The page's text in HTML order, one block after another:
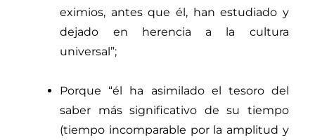
eximios, antes que él, han estudiado y
dejado en herencia a la cultura
universal”;
Porque “él ha asimilado el tesoro del
saber más significativo de su tiempo
(tiempo incomparable por la amplitud y